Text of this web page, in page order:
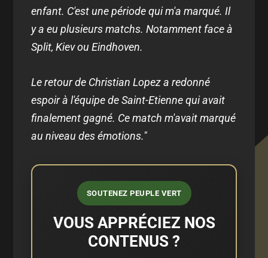
enfant. C'est une période qui m'a marqué. Il
y a eu plusieurs matchs. Notamment face à
Split, Kiev ou Eindhoven.
Le retour de Christian Lopez a redonné
espoir à l'équipe de Saint-Etienne qui avait
finalement gagné. Ce match m'avait marqué
au niveau des émotions."
SOUTENEZ PEUPLE VERT
VOUS APPRÉCIEZ NOS
CONTENUS ?